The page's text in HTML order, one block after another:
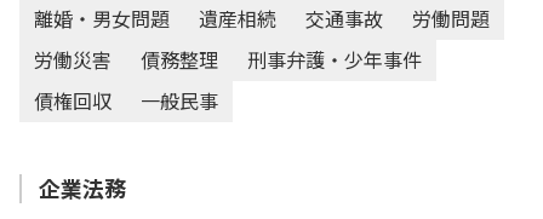
離婚・男女問題 遺産相続 交通事故
労働問題
労働災害
債務整理
刑事弁護・少年事件
債権回収
一般民事
企業法務